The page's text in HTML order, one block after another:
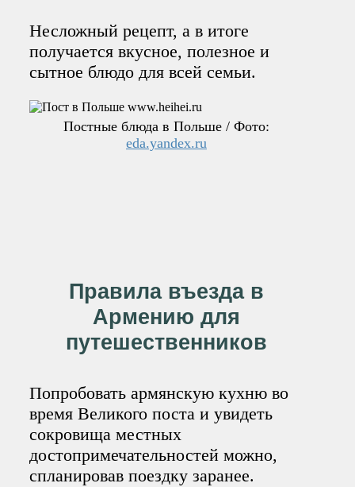
Несложный рецепт, а в итоге
получается вкусное, полезное и
сытное блюдо для всей семьи.
Постные блюда в Польше / Фото:
eda.yandex.ru
Правила въезда в
Армению для
путешественников
Попробовать армянскую кухню во
время Великого поста и увидеть
сокровища местных
достопримечательностей можно,
спланировав поездку заранее.